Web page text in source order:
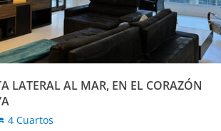
LATERAL AL MAR, EN EL CORAZÓN
4 Cuartos